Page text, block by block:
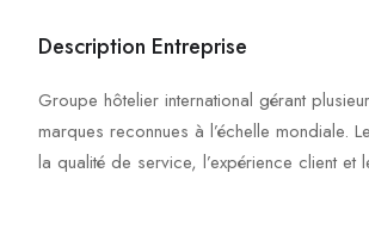
Description Entreprise
Groupe hôtelier international gérant
marques reconnues à l’échelle mondiale.
la qualité de service, l’expérience client